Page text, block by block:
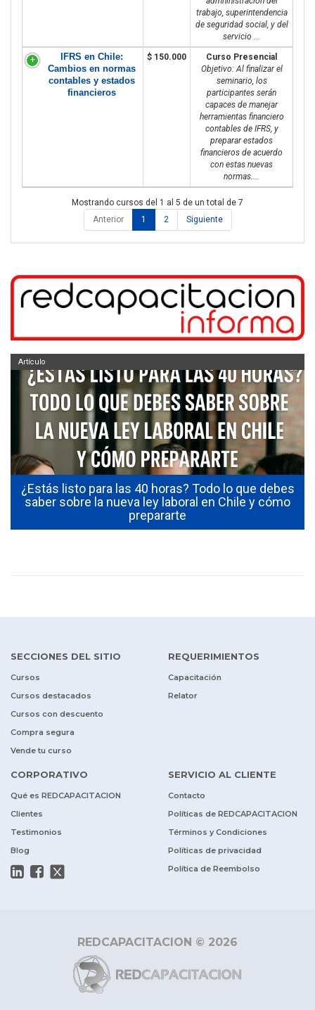
trabajo, superintendencia
de seguridad social, y del
servicio ...
IFRS en Chile:
Cambios en normas
contables y estados
financieros
$ 150.000
Curso Presencial
Objetivo: Al finalizar el
seminario, los
participantes serán
capaces de manejar
herramientas financiero
contables de IFRS, y
preparar estados
financieros de acuerdo
con estas nuevas
normas....
Mostrando cursos del 1 al 5 de un total de 7
Anterior
1 2 Siguiente
¿Estás listo para las 40 horas? Todo lo que debes
saber sobre la nueva ley laboral en Chile y cómo
prepararte
Artículo
SECCIONES DEL SITIO
Cursos
Cursos destacados
Cursos con descuento
Compra segura
Vende tu curso
REQUERIMIENTOS
Capacitación
Relator
CORPORATIVO
Qué es REDCAPACITACION
Clientes
Testimonios
Blog
SERVICIO AL CLIENTE
Contacto
Políticas de REDCAPACITACION
Términos y Condiciones
Políticas de privacidad
Política de Reembolso
REDCAPACITACION © 2026